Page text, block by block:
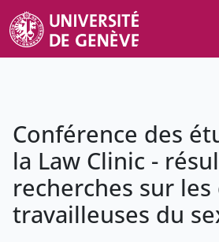
Conférence des
la Law Clinic -
recherches sur
travailleuses du